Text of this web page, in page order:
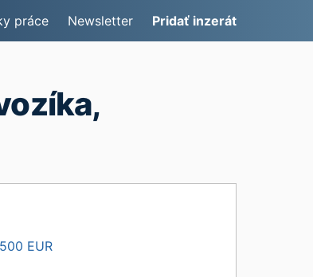
práce Newsletter Pridať inzerát
EUR